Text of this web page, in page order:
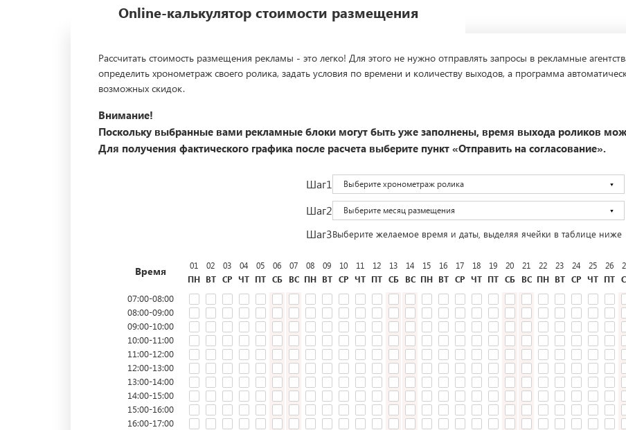
Online-калькулятор стоимости размещения
Рассчитать стоимость размещения рекламы - это легко! Для этого не нужно отправлять запросы в рекламные
определить хронометраж своего ролика, задать условия по времени и количеству выходов, а программа
возможных скидок.
Внимание!
Поскольку выбранные вами рекламные блоки могут быть уже заполнены, время выхода роликов
Для получения фактического графика после расчета выберите пункт «Отправить на согласование».
Шаг1 Выберите хронометраж ролика
Шаг2 Выберите месяц размещения
Шаг3Выберите желаемое время и даты, выделяя ячейки в таблице ниже
Время
01
ПН
02
ВТ
03
СР
04
ЧТ
05
ПТ
06
СБ
07
ВС
08
ПН
09
ВТ
10
СР
11
ЧТ
12
ПТ
13
СБ
14
ВС
15
ПН
16
ВТ
17
СР
18
ЧТ
19
ПТ
20
СБ
21
ВС
22
ПН
23
ВТ
24
СР
25
ЧТ
26
ПТ
07:00-08:00
08:00-09:00
09:00-10:00
10:00-11:00
11:00-12:00
12:00-13:00
13:00-14:00
14:00-15:00
15:00-16:00
16:00-17:00